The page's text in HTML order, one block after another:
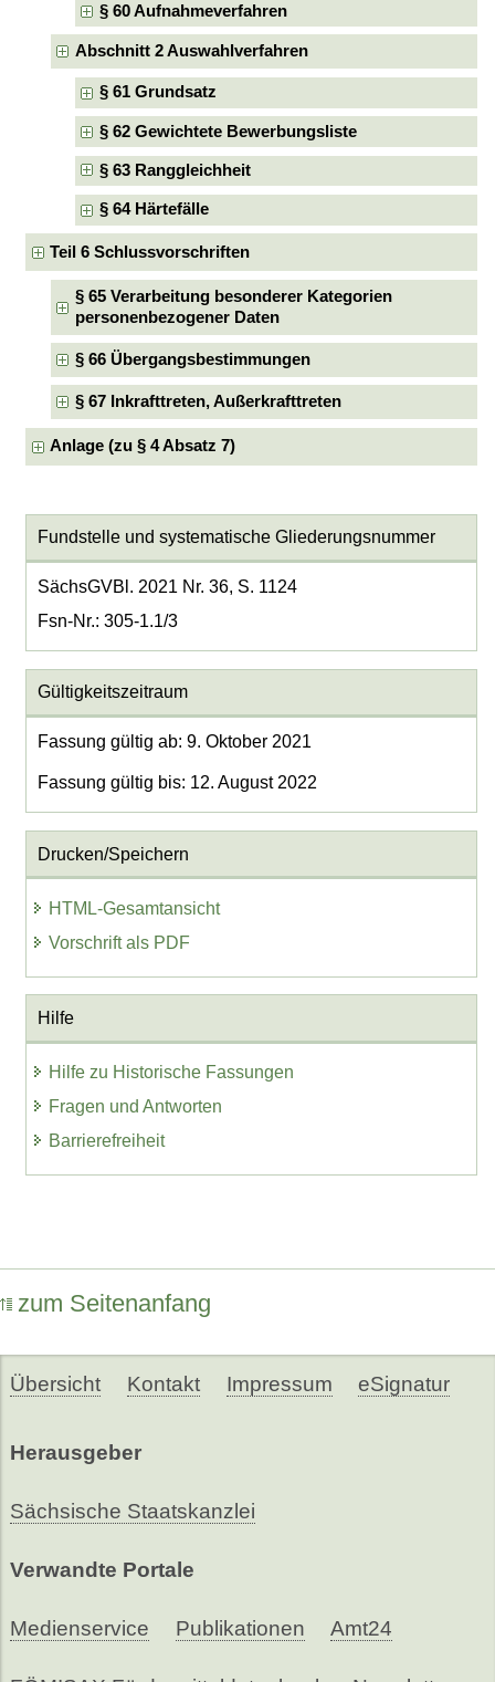
§ 60 Aufnahmeverfahren
Abschnitt 2 Auswahlverfahren
§ 61 Grundsatz
§ 62 Gewichtete Bewerbungsliste
§ 63 Ranggleichheit
§ 64 Härtefälle
Teil 6 Schlussvorschriften
§ 65 Verarbeitung besonderer Kategorien
personenbezogener Daten
§ 66 Übergangsbestimmungen
§ 67 Inkrafttreten, Außerkrafttreten
Anlage (zu § 4 Absatz 7)
Fundstelle und systematische Gliederungsnummer
SächsGVBl. 2021 Nr. 36, S. 1124
Fsn-Nr.: 305-1.1/3
Gültigkeitszeitraum
Fassung gültig ab: 9. Oktober 2021
Fassung gültig bis: 12. August 2022
Drucken/Speichern
HTML-Gesamtansicht
Vorschrift als PDF
Hilfe
Hilfe zu Historische Fassungen
Fragen und Antworten
Barrierefreiheit
zum Seitenanfang
Übersicht Kontakt Impressum eSignatur
Herausgeber
Sächsische Staatskanzlei
Verwandte Portale
Medienservice Publikationen Amt24